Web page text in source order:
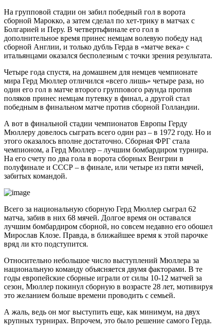
На групповой стадии он забил победный гол в ворота
сборной Марокко, а затем сделал по хет-трику в матчах с
Болгарией и Перу. В четвертьфинале его гол в
дополнительное время принес немцам волевую победу над
сборной Англии, и только дубль Герда в «матче века» с
итальянцами оказался бесполезным с точки зрения результата.
Четыре года спустя, на домашнем для немцев чемпионате
мира Герд Мюллер отличился «всего лишь» четыре раза, но
один его гол в матче второго группового раунда против
поляков принес немцам путевку в финал, а другой стал
победным в финальном матче против сборной Голландии.
А вот в финальной стадии чемпионатов Европы Герду
Мюллеру довелось сыграть всего один раз – в 1972 году. Но и
этого оказалось вполне достаточно. Сборная ФРГ стала
чемпионом, а Герд Мюллер – лучшим бомбардиром турнира.
На его счету по два гола в ворота сборных Венгрии в
полуфинале и СССР – в финале, или четыре из пяти мячей,
забитых командой.
Всего за национальную сборную Герд Мюллер сыграл 62
матча, забив в них 68 мячей. Долгое время он оставался
лучшим бомбардиром сборной, но совсем недавно его обошел
Мирослав Клозе. Правда, в ближайшее время к этой парочке
вряд ли кто подступится.
Относительно небольшое число выступлений Мюллера за
национальную команду объясняется двумя факторами. В те
годы европейские сборные играли от силы 10-12 матчей за
сезон, Мюллер покинул сборную в возрасте 28 лет, мотивируя
это желанием больше времени проводить с семьей.
А жаль, ведь он мог выступить еще, как минимум, на двух
крупных турнирах. Впрочем, это было решение самого Герда.